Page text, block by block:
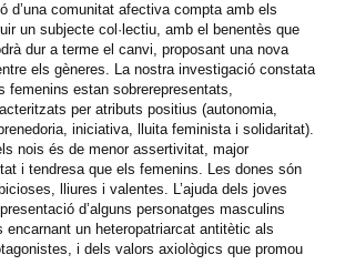
d’una comunitat afectiva compta amb els
un subjecte col·lectiu, amb el benentès que
dur a terme el canvi, proposant una nova
els gèneres. La nostra investigació constata
femenins estan sobrerepresentats,
per atributs positius (autonomia,
iniciativa, lluita feminista i solidaritat).
nois és de menor assertivitat, major
i tendresa que els femenins. Les dones són
lliures i valentes. L’ajuda dels joves
d’alguns personatges masculins
encarnant un heteropatriarcat antitètic als
i dels valors axiològics que promou